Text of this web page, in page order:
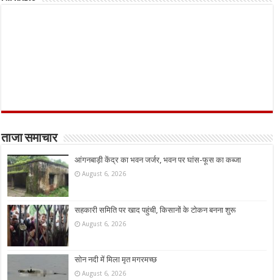
ताजा समाचार
आंगनबाड़ी केंद्र का भवन जर्जर, भवन पर घांस-फूस का कब्जा
August 6, 2026
सहकारी समिति पर खाद पहुंची, किसानों के टोकन बनना शुरू
August 6, 2026
सोन नदी में मिला मृत मगरमच्छ
August 6, 2026